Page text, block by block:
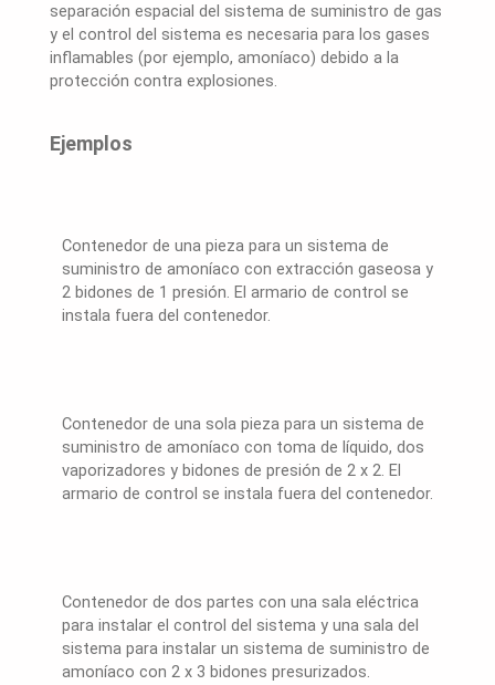
separación espacial del sistema de suministro de gas
y el control del sistema es necesaria para los gases
inflamables (por ejemplo, amoníaco) debido a la
protección contra explosiones.
Ejemplos
Contenedor de una pieza para un sistema de
suministro de amoníaco con extracción gaseosa y
2 bidones de 1 presión. El armario de control se
instala fuera del contenedor.
Contenedor de una sola pieza para un sistema de
suministro de amoníaco con toma de líquido, dos
vaporizadores y bidones de presión de 2 x 2. El
armario de control se instala fuera del contenedor.
Contenedor de dos partes con una sala eléctrica
para instalar el control del sistema y una sala del
sistema para instalar un sistema de suministro de
amoníaco con 2 x 3 bidones presurizados.